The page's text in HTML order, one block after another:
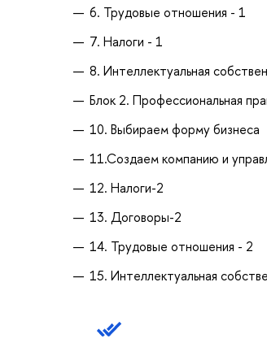
6. Трудовые отношения - 1
7. Налоги - 1
8. Интеллектуальная
Блок 2. Профессиональная
10. Выбираем форму бизнеса
11.Создаем компанию и
12. Налоги-2
13. Договоры-2
14. Трудовые отношения - 2
15. Интеллектуальная